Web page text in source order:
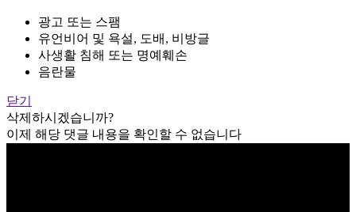
광고 또는 스팸
유언비어 및 욕설, 도배, 비방글
사생활 침해 또는 명예훼손
음란물
닫기
삭제하시겠습니까?
이제 해당 댓글 내용을 확인할 수 없습니다